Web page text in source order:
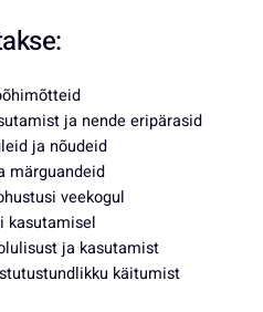
ja nende eripärasid
ja nõudeid
märguandeid
veekogul
kasutamisel
ja kasutamist
käitumist